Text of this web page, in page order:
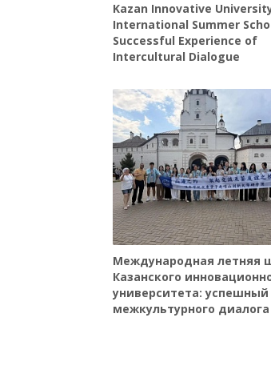
Kazan Innovative
International Summer
Successful Experience of
Intercultural Dialogue
Международная летняя
Казанского
университета:
межкультурного диалога